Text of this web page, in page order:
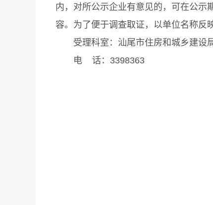
内，对所公示企业有意见的，可在公示
容。为了便于调查取证，以单位名称反
受理科室：汕尾市住房和城乡建设
电 话：3398363
汕尾市